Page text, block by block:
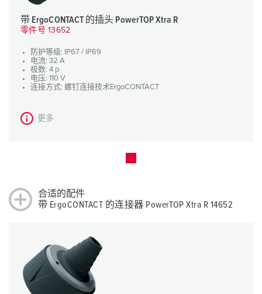
带 ErgoCONTACT 的插头 PowerTOP Xtra R
零件号 13652
防护等级: IP67 / IP69
电流: 32 A
极数: 4 p
电压: 110 V
连接方式: 螺钉连接技术ErgoCONTACT
更多
合适的配件
带 ErgoCONTACT 的连接器 PowerTOP Xtra R 14652